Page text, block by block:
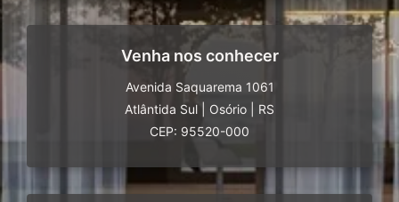
Venha nos conhecer
Avenida Saquarema 1061
Atlântida Sul
Osório
RS
CEP: 95520-000